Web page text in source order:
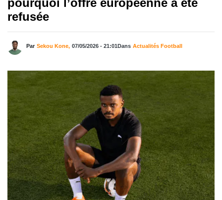
pourquoi l’offre européenne a été
refusée
Par Sekou Kone, 07/05/2026 - 21:01Dans Actualités Football